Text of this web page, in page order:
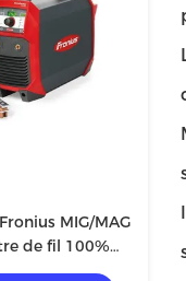
MIG/MAG
de fil 100%